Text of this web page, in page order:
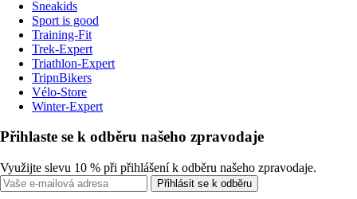
Sneakids
Sport is good
Training-Fit
Trek-Expert
Triathlon-Expert
TripnBikers
Vélo-Store
Winter-Expert
Přihlaste se k odběru našeho zpravodaje
Využijte slevu 10 % při přihlášení k odběru našeho zpravodaje.
Přihlásit se k odběru